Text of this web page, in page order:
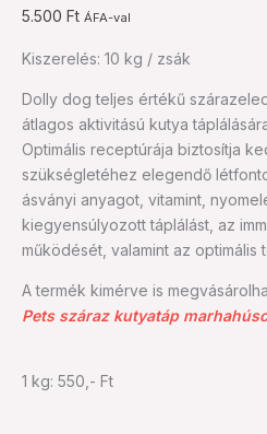
5.500 Ft ÁFA-val
Kiszerelés: 10 kg / zsák
Dolly dog teljes értékű
átlagos aktivitású kutya
Optimális receptúrája biztosítja
szükségletéhez elegendő
ásványi anyagot, vitamint,
kiegyensúlyozott táplálást, az
működését, valamint az optimális
A termék kimérve is
Pets száraz kutyatáp
1 kg: 550,- Ft